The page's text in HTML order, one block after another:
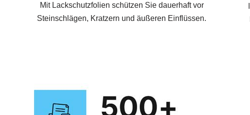
Mit Lackschutzfolien schützen Sie dauerhaft vor
Steinschlägen, Kratzern und äußeren Einflüssen.